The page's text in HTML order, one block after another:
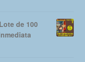
de 100